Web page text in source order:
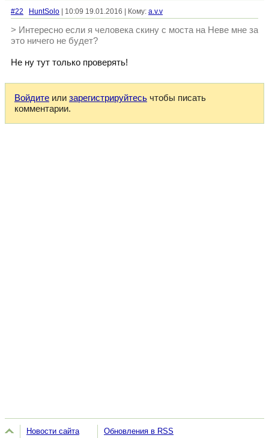
#22 HuntSolo | 10:09 19.01.2016 | Кому: a.v.v
> Интересно если я человека скину с моста на Неве мне за
это ничего не будет?
Не ну тут только проверять!
Войдите или зарегистрируйтесь чтобы писать
комментарии.
Новости сайта Обновления в RSS